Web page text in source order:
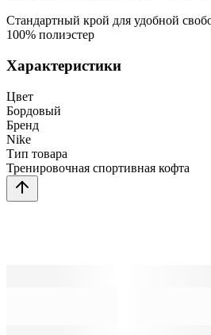
Стандартный крой для удобной
100% полиэстер
Характеристики
Цвет
Бордовый
Бренд
Nike
Тип товара
Тренировочная спортивная кофта